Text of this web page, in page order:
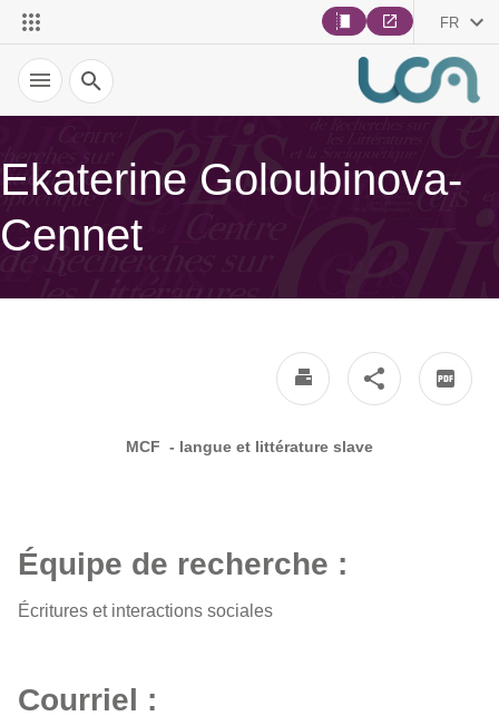
FR
Recherche
Ekaterine Goloubinova-
Cennet
MCF - langue et littérature slave
Équipe de recherche :
Écritures et interactions sociales
Courriel :